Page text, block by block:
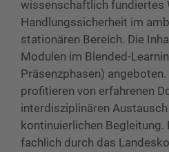
wissenschaftlich fundiertes
Handlungssicherheit im
stationären Bereich. Die
Modulen im Blended-
Präsenzphasen)
profitieren von erfahrenen
interdisziplinären
kontinuierlichen Begleitung.
fachlich durch das